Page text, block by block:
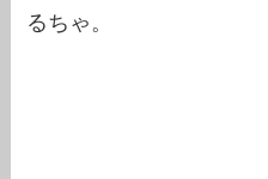
るちゃ。